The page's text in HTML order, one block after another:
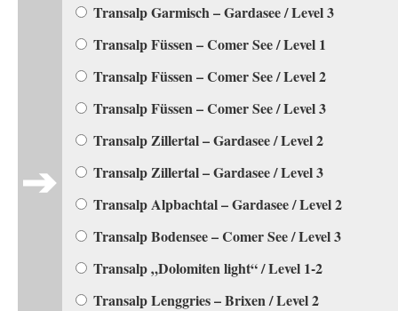
Transalp Garmisch – Gardasee / Level 3
Transalp Füssen – Comer See / Level 1
Transalp Füssen – Comer See / Level 2
Transalp Füssen – Comer See / Level 3
Transalp Zillertal – Gardasee / Level 2
Transalp Zillertal – Gardasee / Level 3
Transalp Alpbachtal – Gardasee / Level 2
Transalp Bodensee – Comer See / Level 3
Transalp „Dolomiten light“ / Level 1-2
Transalp Lenggries – Brixen / Level 2